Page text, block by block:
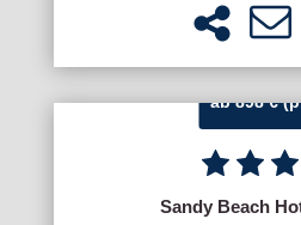
ab 898 €
Sandy Beach